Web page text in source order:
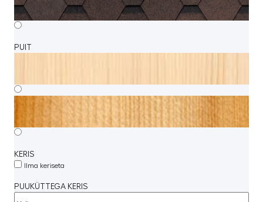
PUIT
KERIS
Ilma keriseta
PUUKÜTTEGA KERIS